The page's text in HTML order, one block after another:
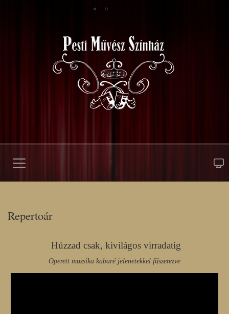
Repertoár
Húzzad csak, kivilágos virradatig
Operett muzsika kabaré jelenetekkel fűszerezve